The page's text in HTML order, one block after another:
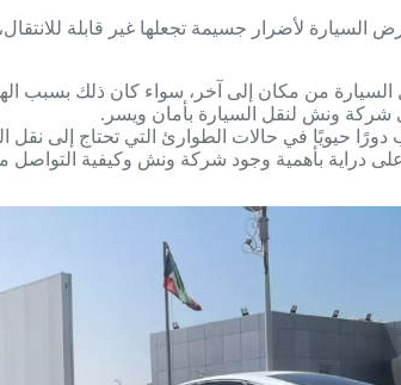
لأضرار جسيمة تجعلها غير قابلة
من مكان إلى آخر، سواء كان ذلك بسبب
شركة ونش لنقل السيارة بأمان ويسر.
حيويًا في حالات الطوارئ التي تحتاج إلى
دراية بأهمية وجود شركة ونش وكيفية التواصل